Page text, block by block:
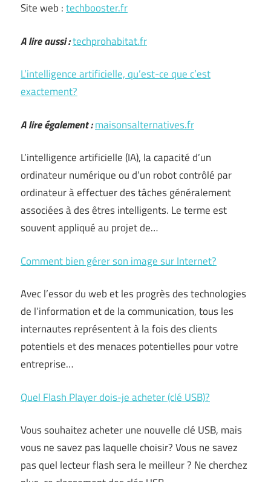
Site web :techbooster.fr
A lire aussi :techprohabitat.fr
L’intelligence artificielle, qu’est-ce que c’est
exactement?
A lire également :maisonsalternatives.fr
L’intelligence artificielle (IA), la capacité d’un
ordinateur numérique ou d’un robot contrôlé par
ordinateur à effectuer des tâches généralement
associées à des êtres intelligents. Le terme est
souvent appliqué au projet de…
Comment bien gérer son image sur Internet?
Avec l’essor du web et les progrès des technologies
de l’information et de la communication, tous les
internautes représentent à la fois des clients
potentiels et des menaces potentielles pour votre
entreprise…
Quel Flash Player dois-je acheter (clé USB)?
Vous souhaitez acheter une nouvelle clé USB, mais
vous ne savez pas laquelle choisir? Vous ne savez
pas quel lecteur flash sera le meilleur ? Ne cherchez